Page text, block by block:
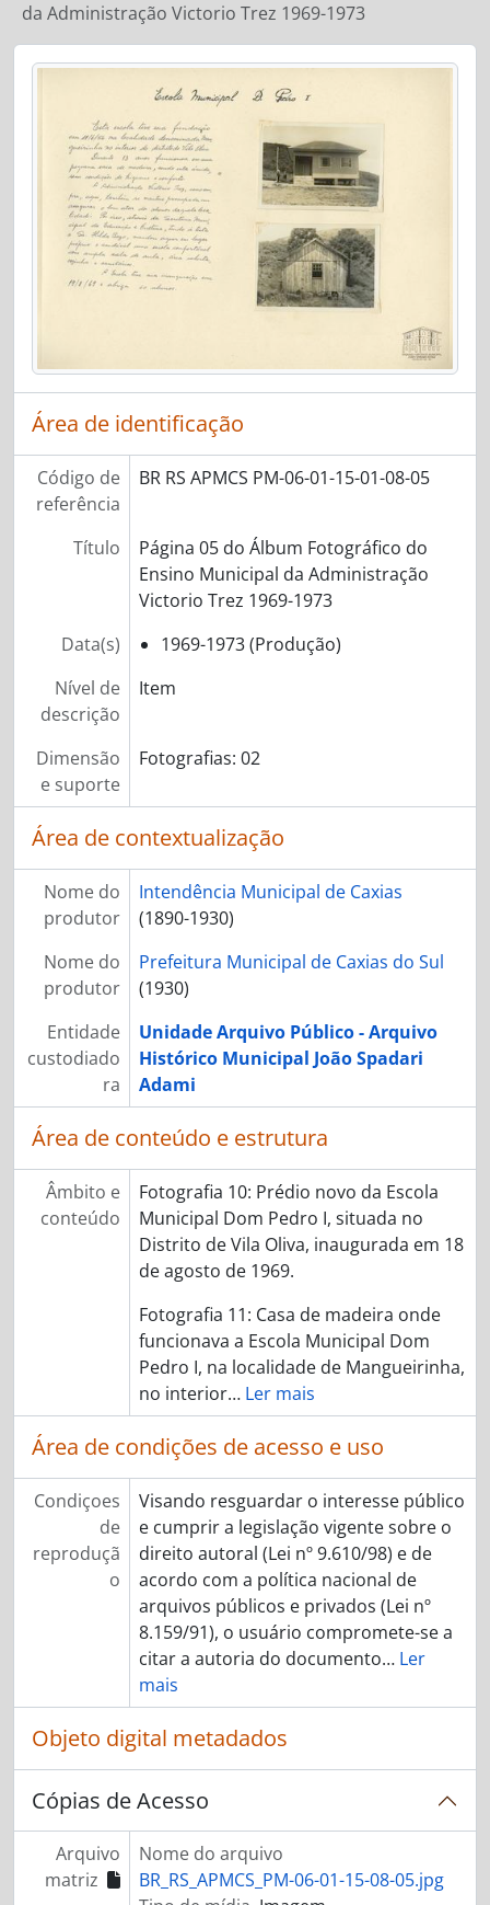
da Administração Victorio Trez 1969-1973
Área de identificação
Código de
referência
BR RS APMCS PM-06-01-15-01-08-05
Título
Página 05 do Álbum Fotográfico do
Ensino Municipal da Administração
Victorio Trez 1969-1973
Data(s)
1969-1973 (Produção)
Nível de
descrição
Item
Dimensão
e suporte
Fotografias: 02
Área de contextualização
Nome do
produtor
Intendência Municipal de Caxias
(1890-1930)
Nome do
produtor
Prefeitura Municipal de Caxias do Sul
(1930)
Entidade
custodiado
ra
Unidade Arquivo Público - Arquivo
Histórico Municipal João Spadari
Adami
Área de conteúdo e estrutura
Âmbito e
conteúdo
Fotografia 10: Prédio novo da Escola
Municipal Dom Pedro I, situada no
Distrito de Vila Oliva, inaugurada em 18
de agosto de 1969.
Fotografia 11: Casa de madeira onde
funcionava a Escola Municipal Dom
Pedro I, na localidade de Mangueirinha,
no interior… Ler mais
Área de condições de acesso e uso
Condiçoes
de
reproduçã
o
Visando resguardar o interesse público
e cumprir a legislação vigente sobre o
direito autoral (Lei nº 9.610/98) e de
acordo com a política nacional de
arquivos públicos e privados (Lei nº
8.159/91), o usuário compromete-se a
citar a autoria do documento… Ler
mais
Objeto digital metadados
Cópias de Acesso
Arquivo
matriz
Nome do arquivo
BR_RS_APMCS_PM-06-01-15-08-05.jpg